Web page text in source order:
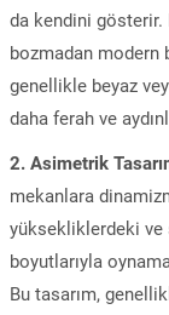
da kendini gösterir.
bozmadan modern
genellikle beyaz
daha ferah ve
2. Asimetrik
mekanlara
yüksekliklerdeki ve
boyutlarıyla
Bu tasarım,